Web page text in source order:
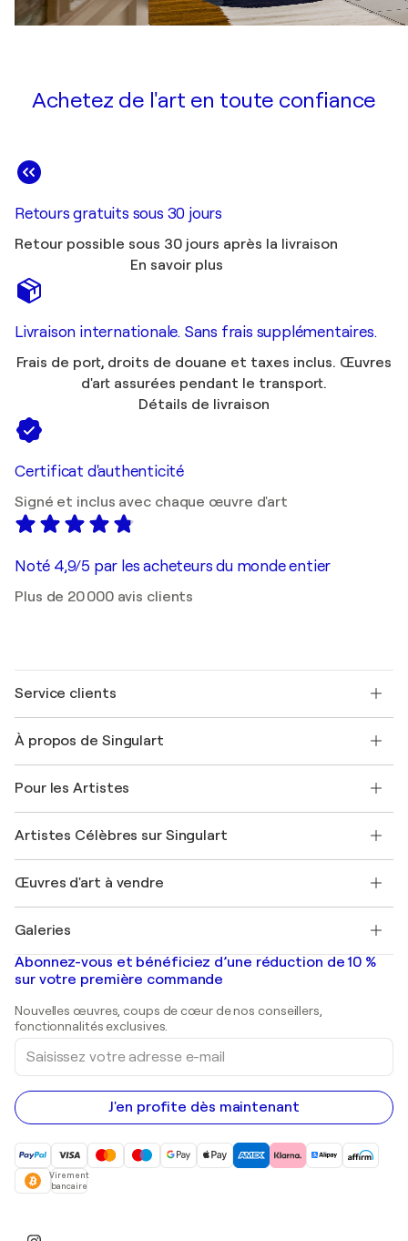
Achetez de l'art en toute confiance
Retours gratuits sous 30 jours
Retour possible sous 30 jours après la livraison
En savoir plus
Livraison internationale. Sans frais supplémentaires.
Frais de port, droits de douane et taxes inclus. Œuvres
d'art assurées pendant le transport.
Détails de livraison
Certificat d'authenticité
Signé et inclus avec chaque œuvre d'art
Noté 4,9/5 par les acheteurs du monde entier
Plus de 20 000 avis clients
Service clients
Expédition
Offrir une carte cadeau
Rejoignez notre programme commercial
Mon compte
+33 1 76 44 06 42
À propos de Singulart
FAQ
Magazine Singulart
Emplois
Découvrez une sélection d'art original
Pour les Artistes
Se connecter en tant qu'Artiste
Artistes Célèbres sur Singulart
Marc Chagall
Banksy
Mr. Brainwash
Shepard Fairey
Œuvres d'art à vendre
Tableaux abstraits à vendre
Peintures de paysage
Estampes
Peintures acryliques
Galeries
Galeries d'art en France
Galeries d'art en Belgique
Abonnez-vous et bénéficiez d’une réduction de 10 %
sur votre première commande
Nouvelles œuvres, coups de cœur de nos conseillers,
fonctionnalités exclusives.
Saisissez
votre
adresse
e-
mail
J'en profite dès maintenant
Virement
bancaire